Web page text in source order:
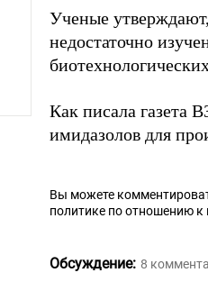
Ученые
недостаточно
Как писала газета
имидазолов для
Вы можете
политике по отношению
Обсуждение: 8